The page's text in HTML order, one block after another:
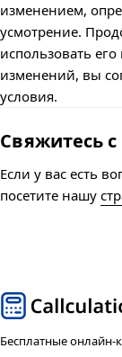
изменением,
усмотрение.
использовать
изменений, вы
условия.
Свяжитесь
Если у вас есть
посетите нашу
Бесплатные